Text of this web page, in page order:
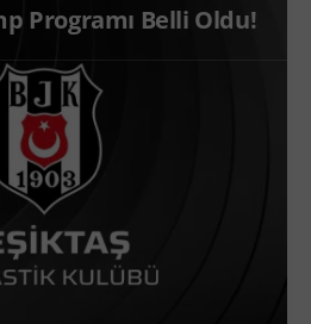
Programı Belli Oldu!